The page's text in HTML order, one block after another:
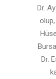
Dr.
Dr.